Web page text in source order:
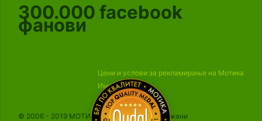
300.000 facebook
фанови
Цени и услови за рекламирање на Мотика
Импресум
© 2006 - 2019 МОТИКА, Сите права се задржани